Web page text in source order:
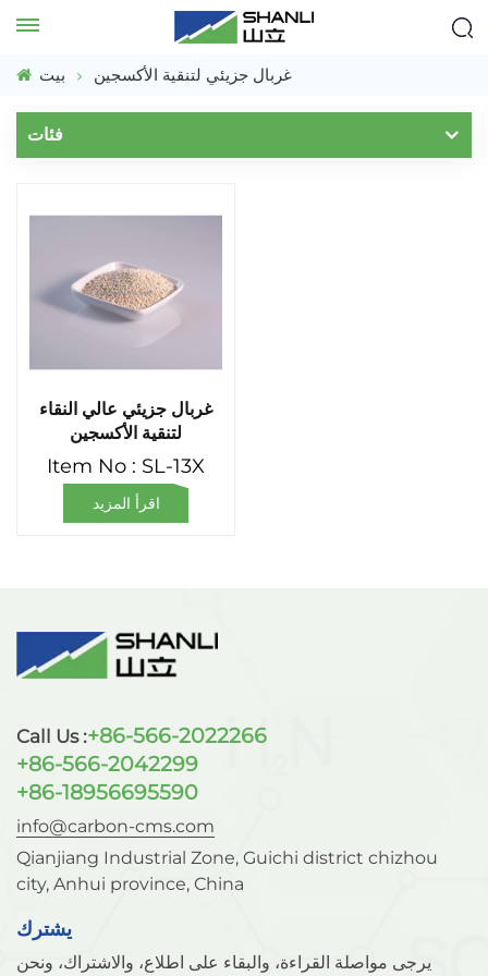
بيت غربال جزيئي لتنقية الأكسجين
فئات
غربال جزيئي عالي النقاء
لتنقية الأكسجين
Item No : SL-13X
اقرأ المزيد
Call Us :+86-566-2022266
+86-566-2042299
+86-18956695590
info@carbon-cms.com
Qianjiang Industrial Zone, Guichi district chizhou
city, Anhui province, China
يشترك
يرجى مواصلة القراءة، والبقاء على اطلاع، والاشتراك، ونحن